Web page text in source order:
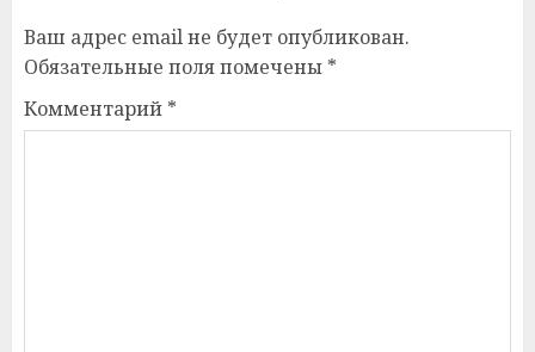
Ваш адрес email не будет опубликован.
Обязательные поля помечены *
Комментарий *